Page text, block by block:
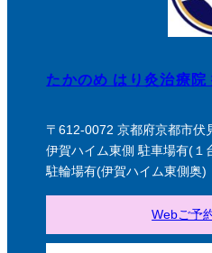
たかのめ はり灸治療院
〒612-0072 京都府京都市伏
伊賀ハイム東側 駐車場有(１
駐輪場有(伊賀ハイム東側奥)
Webご予